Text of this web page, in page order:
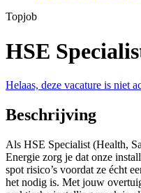
Topjob
HSE
Helaas, deze vacature is niet
Beschrijving
Als HSE Specialist (Health,
Energie zorg je dat onze
spot risico’s voordat ze écht
het nodig is. Met jouw